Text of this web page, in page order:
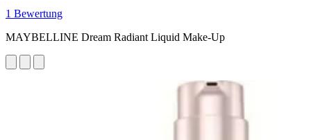
1 Bewertung
MAYBELLINE Dream Radiant Liquid Make-Up